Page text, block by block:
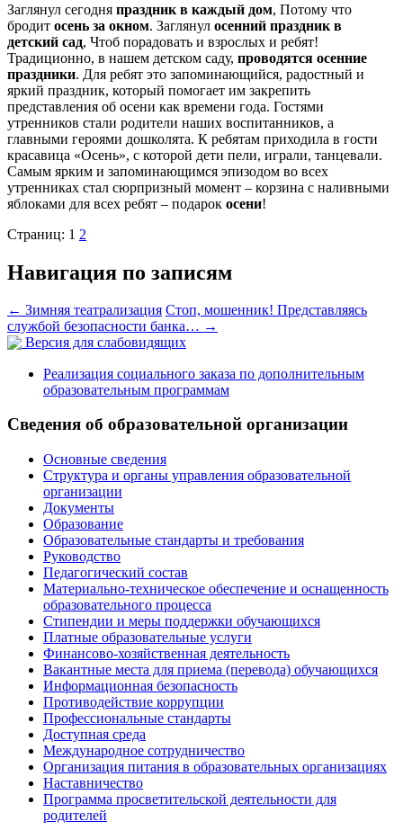
Заглянул сегодня праздник в каждый дом, Потому что
бродит осень за окном. Заглянул осенний праздник в
детский сад, Чтоб порадовать и взрослых и ребят!
Традиционно, в нашем детском саду, проводятся осенние
праздники. Для ребят это запоминающийся, радостный и
яркий праздник, который помогает им закрепить
представления об осени как времени года. Гостями
утренников стали родители наших воспитанников, а
главными героями дошколята. К ребятам приходила в гости
красавица «Осень», с которой дети пели, играли, танцевали.
Самым ярким и запоминающимся эпизодом во всех
утренниках стал сюрпризный момент – корзина с наливными
яблоками для всех ребят – подарок осени!
Страниц: 1 2
Навигация по записям
← Зимняя театрализация Стоп, мошенник! Представляясь
службой безопасности банка… →
Версия для слабовидящих
Реализация социального заказа по дополнительным
образовательным программам
Сведения об образовательной организации
Основные сведения
Структура и органы управления образовательной
организации
Документы
Образование
Образовательные стандарты и требования
Руководство
Педагогический состав
Материально-техническое обеспечение и оснащенность
образовательного процесса
Стипендии и меры поддержки обучающихся
Платные образовательные услуги
Финансово-хозяйственная деятельность
Вакантные места для приема (перевода) обучающихся
Информационная безопасность
Противодействие коррупции
Профессиональные стандарты
Доступная среда
Международное сотрудничество
Организация питания в образовательных организациях
Наставничество
Программа просветительской деятельности для
родителей